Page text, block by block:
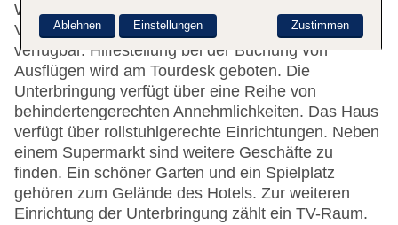
Wechselstube stehen als Serviceleistungen zur
Verfügung. WLAN ist in den öffentlichen Bereichen
verfügbar. Hilfestellung bei der Buchung von
Ausflügen wird am Tourdesk geboten. Die
Unterbringung verfügt über eine Reihe von
behindertengerechten Annehmlichkeiten. Das Haus
verfügt über rollstuhlgerechte Einrichtungen. Neben
einem Supermarkt sind weitere Geschäfte zu
finden. Ein schöner Garten und ein Spielplatz
gehören zum Gelände des Hotels. Zur weiteren
Einrichtung der Unterbringung zählt ein TV-Raum.
Zustimmen
Ablehnen Einstellungen